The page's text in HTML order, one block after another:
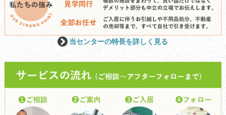
当センターの特長を詳しく見る